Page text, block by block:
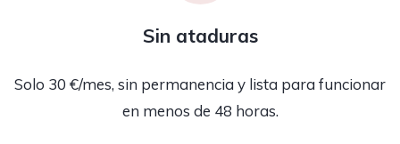
Sin ataduras
Solo 30 €/mes, sin permanencia y lista para funcionar
en menos de 48 horas.